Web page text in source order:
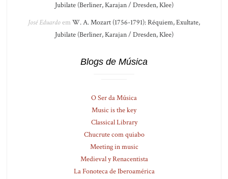
Jubilate (Berliner, Karajan / Dresden, Klee)
José Eduardoem W. A. Mozart (1756-1791): Réquiem, Exultate,
Jubilate (Berliner, Karajan / Dresden, Klee)
Blogs de Música
O Ser da Música
Music is the key
Classical Library
Chucrute com quiabo
Meeting in music
Medieval y Renacentista
La Fonoteca de Iberoamérica